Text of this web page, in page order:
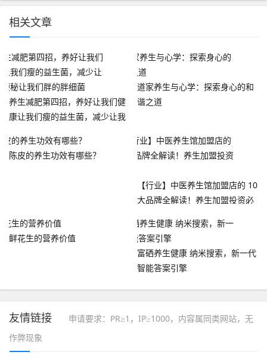
相关文章
养生减肥第四招，养好让我们健
康让我们瘦的益生菌，减少让我
道家养生与心学：探索身心的和
谐之道
陈皮的养生功效有哪些？
【行业】中医养生馆加盟店的 10
大品牌全解读！养生加盟投资必
鲜花生的营养价值
富硒养生健康 纳米搜索，新一代
智能答案引擎
友情链接
申请要求：PR≥1，IP≥1000，内容属同类网站，无
作弊现象